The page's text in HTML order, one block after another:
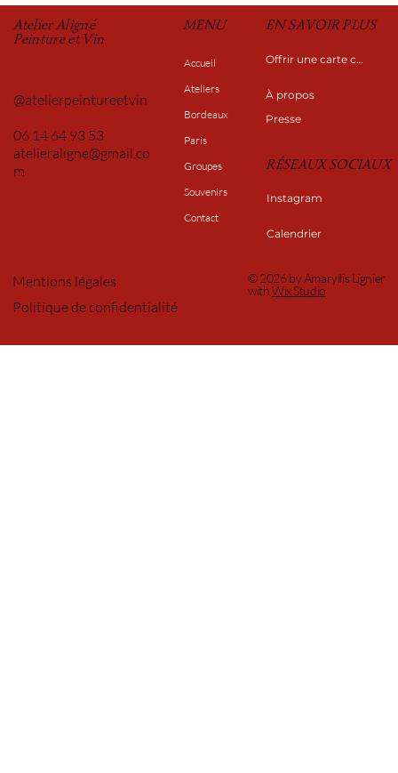
Atelier Aligné
Peinture et Vin
@atelierpeintureetvin
06 14 64 93 53
atelieraligne@gmail.co
m
MENU
Accueil
Ateliers
Bordeaux
Paris
Groupes
Souvenirs
Contact
EN SAVOIR PLUS
Offrir une carte cadeau
À propos
Presse
RÉSEAUX SOCIAUX
Instagram
Calendrier
Mentions légales
Politique de confidentialité
© 2026 by Amaryllis Lignier
withWix Studio